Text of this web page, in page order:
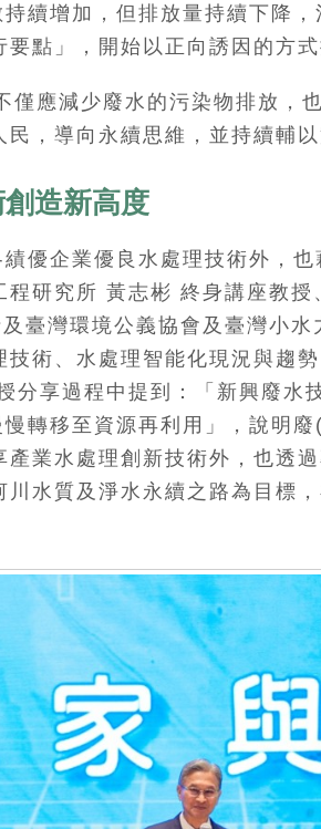
續增加，但排放量持續下降
點」，開始以正向誘因的方
應減少廢水的污染物排放，
，導向永續思維，並持續輔以
造新高度
優企業優良水處理技術外，
研究所 黃志彬 終身講座教
臺灣環境公義協會及臺灣小
術、水處理智能化現況與趨
分享過程中提到：「新興廢水
轉移至資源再利用」，說明
業水處理創新技術外，也透
水質及淨水永續之路為目標